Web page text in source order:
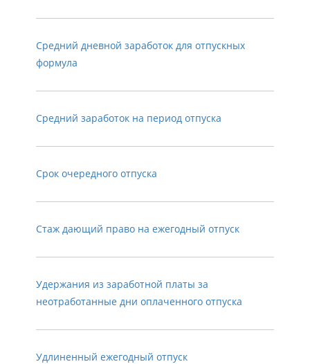
Средний дневной заработок для отпускных
формула
Средний заработок на период отпуска
Срок очередного отпуска
Стаж дающий право на ежегодный отпуск
Удержания из заработной платы за
неотработанные дни оплаченного отпуска
Удлиненный ежегодный отпуск